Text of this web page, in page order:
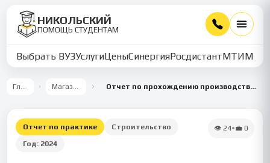
НИКОЛЬСКИЙ
ПОМОЩЬ СТУДЕНТАМ
Выбрать ВУЗУслугиЦеныСинергияРосдистантМТИММУ
Главная Магазин работ Отчет по прохождению производственной практики по проектированию одноэтажного ИЖС
Отчет по практике
Строительство
Год: 2024
👁 24•💼 0